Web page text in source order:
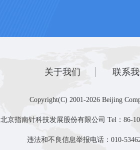
关于我们 联系
Copyright(C) 2001-2026 Beijing
北京指南针科技发展股份有限公司 Tel：86-
违法和不良信息举报电话：010-